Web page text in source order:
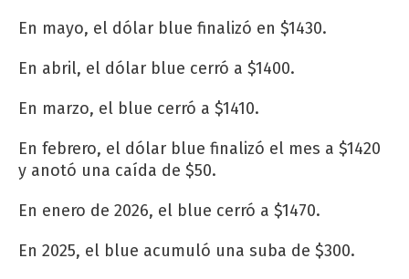
En mayo, el dólar blue finalizó en $1430.
En abril, el dólar blue cerró a $1400.
En marzo, el blue cerró a $1410.
En febrero, el dólar blue finalizó el mes a $1420
y anotó una caída de $50.
En enero de 2026, el blue cerró a $1470.
En 2025, el blue acumuló una suba de $300.